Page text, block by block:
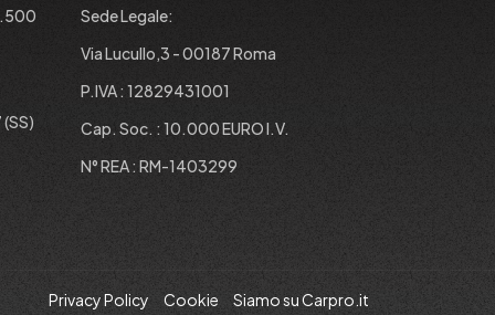
Sede Legale:
Via Lucullo,3 - 00187 Roma
P.IVA : 12829431001
Cap. Soc. : 10.000 EURO I.V.
N° REA : RM-1403299
Privacy Policy Cookie Siamo su Carpro.it